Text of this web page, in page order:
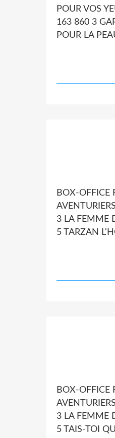
POUR VOS
163 860 3
POUR LA
BOX-OFFICE
3 LA FEMME
5 TARZAN
BOX-OFFICE
3 LA FEMME
5 TAIS-TOI